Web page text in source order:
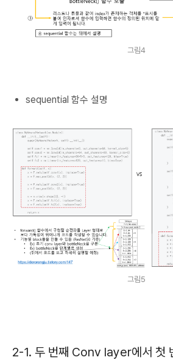
그림4
sequential 함수 설명
그림5
2-1. 두 번째 Conv layer에서